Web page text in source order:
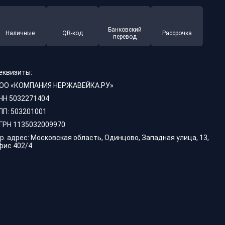
Наличные QR-код
Банковский
перевод
Рассрочка
«КОМПАНИЯ НЕРЖАВЕЙКА.РУ»
5032271404
503201001
1135032009970
адрес: Московская область, Одинцово, Западная улица, 13,
402/4